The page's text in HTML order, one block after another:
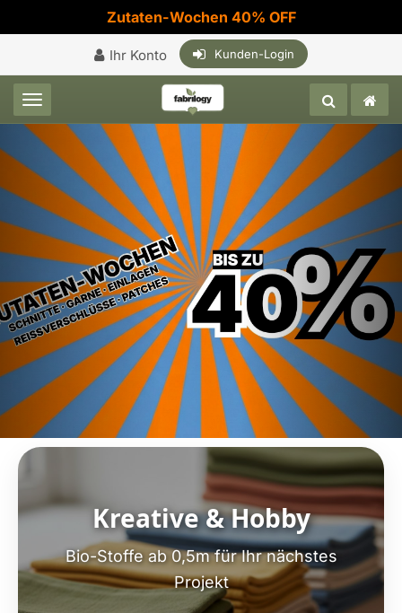
Zutaten-Wochen 40% OFF
Ihr Konto Kunden-Login
Toggle navigation
Kreative & Hobby
Bio-Stoffe ab 0,5m für Ihr nächstes
Projekt